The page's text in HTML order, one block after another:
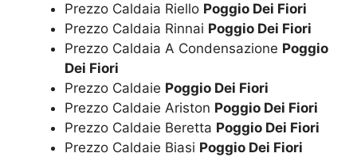
Prezzo Caldaia Riello Poggio Dei Fiori
Prezzo Caldaia Rinnai Poggio Dei Fiori
Prezzo Caldaia A Condensazione Poggio
Dei Fiori
Prezzo Caldaie Poggio Dei Fiori
Prezzo Caldaie Ariston Poggio Dei Fiori
Prezzo Caldaie Beretta Poggio Dei Fiori
Prezzo Caldaie Biasi Poggio Dei Fiori